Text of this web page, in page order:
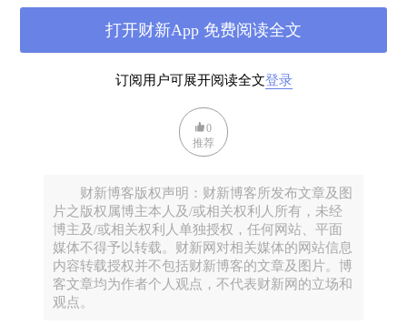
数据和算法，美团才能在运营效率方面占据优势，这
也是其能够在市场中占据领先地位并持续迭代的关
京东的“外卖大战”，亏损额超过了营业收入。京东二
季度新业务（京东产发、外卖、京喜、海外业务）收
入为138.52亿元，同比增长198.8%。但是，新业务的
运营亏损从去年同期7亿元激增至148亿元，比营业收
入还要高。简单计算，京东新业务每获得100元收入，
所需的成本和费用投入超过200元。
随着补贴退坡，京东外卖的单量也在快速下滑。据市
订阅用户可展开阅读全文登录
打开财新App 免费阅读全文
0
推荐
财新博客版权声明：财新博客所发布文章及图
片之版权属博主本人及/或相关权利人所有，未经
博主及/或相关权利人单独授权，任何网站、平面
媒体不得予以转载。财新网对相关媒体的网站信息
内容转载授权并不包括财新博客的文章及图片。博
客文章均为作者个人观点，不代表财新网的立场和
观点。